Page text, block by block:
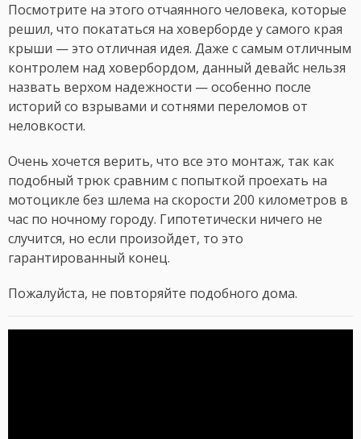
Посмотрите на этого отчаянного человека, которые
решил, что покататься на ховерборде у самого края
крыши — это отличная идея. Даже с самым отличным
контролем над ховербордом, данный девайс нельзя
назвать верхом надежности — особенно после
историй со взрывами и сотнями переломов от
неловкости.
Очень хочется верить, что все это монтаж, так как
подобный трюк сравним с попыткой проехать на
мотоцикле без шлема на скорости 200 километров в
час по ночному городу. Гипотетически ничего не
случится, но если произойдет, то это
гарантированный конец.
Пожалуйста, не повторяйте подобного дома.